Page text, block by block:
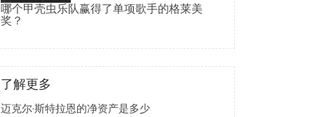
哪个甲壳虫乐队赢得了单项歌手的格莱美
奖？
了解更多
迈克尔·斯特拉恩的净资产是多少